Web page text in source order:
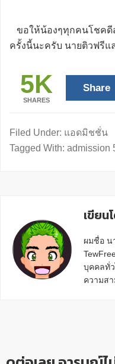
ขอให้น้องๆทุกคนโชคดี
ครั้งนี้นะครับ นายติวฟรีแ
5K
SHARES
Share
Filed Under: แอดมิชชั่น
Tagged With: admission
เขียน
ผมชื่อ น
บุคคลทั่
ความส